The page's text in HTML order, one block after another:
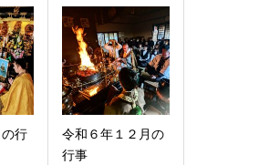
行
令和６年１２月の
行事